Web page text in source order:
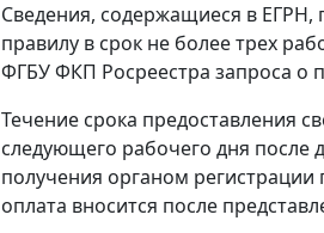
Сведения, содержащиеся в
правилу в срок не более трех
ФГБУ ФКП Росреестра запроса о
Течение срока предоставления
следующего рабочего дня после
получения органом регистрации
оплата вносится после